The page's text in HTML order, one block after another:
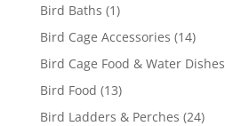
Bird Baths (1)
Bird Cage Accessories (14)
Bird Cage Food & Water Dishes
Bird Food (13)
Bird Ladders & Perches (24)